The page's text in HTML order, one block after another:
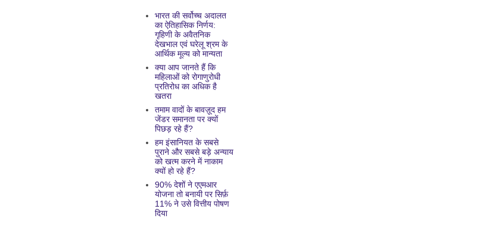
भारत की सर्वोच्च अदालत
का ऐतिहासिक निर्णय:
गृहिणी के अवैतनिक
देखभाल एवं घरेलू श्रम के
आर्थिक मूल्य को मान्यता
क्या आप जानते हैं कि
महिलाओं को रोगाणुरोधी
प्रतिरोध का अधिक है
खतरा
तमाम वादों के बावज़ूद हम
जेंडर समानता पर क्यों
पिछड़ रहे हैं?
हम इंसानियत के सबसे
पुराने और सबसे बड़े अन्याय
को खत्म करने में नाकाम
क्यों हो रहे हैं?
90% देशों ने एएमआर
योजना तो बनायी पर सिर्फ़
11% ने उसे वित्तीय पोषण
दिया